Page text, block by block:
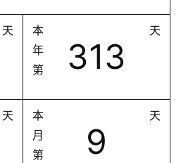
天
本
年
第
313
天
天
本
月
第
9
天